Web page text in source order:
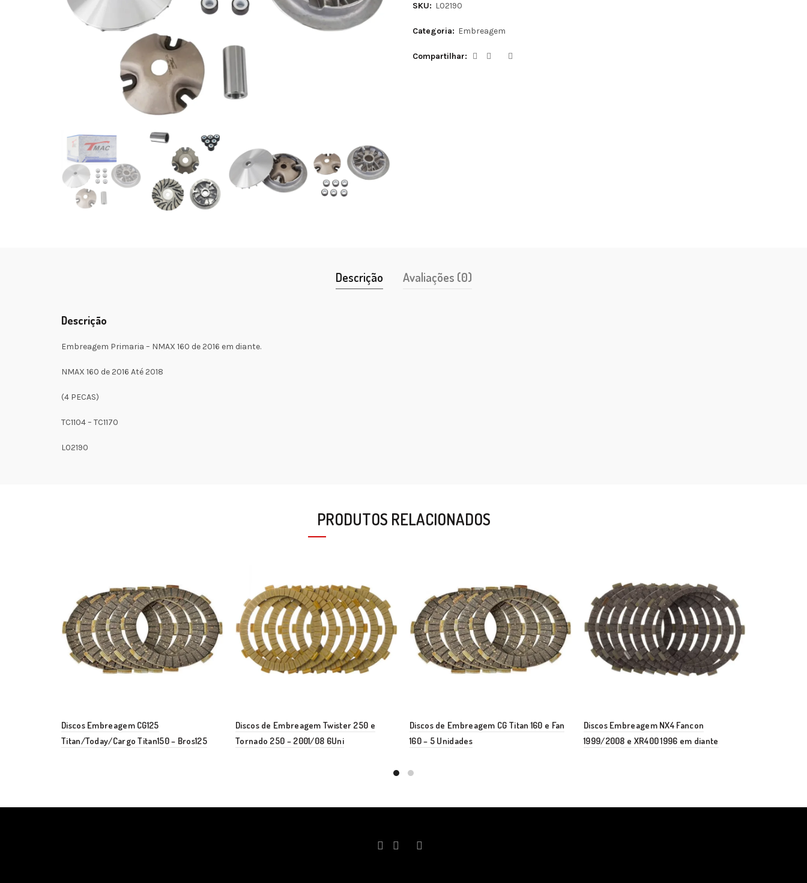
SKU: L02190
Categoria: Embreagem
Compartilhar
Descrição Avaliações (0)
Descrição
Embreagem Primaria – NMAX 160 de 2016 em diante.
NMAX 160 de 2016 Até 2018
(4 PECAS)
TC1104 – TC1170
L02190
PRODUTOS RELACIONADOS
Discos Embreagem CG125
Titan/Today/Cargo Titan150 – Bros125
Discos de Embreagem Twister 250 e
Tornado 250 – 2001/08 6Uni
Discos de Embreagem CG Titan 160 e Fan
160 – 5 Unidades
Discos Embreagem NX4 Fancon
1999/2008 e XR400 1996 em diante